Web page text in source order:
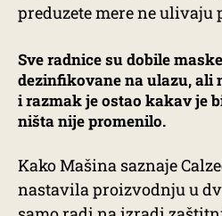
preduzete mere ne ulivaju
Sve radnice su dobile
dezinfikovane na ulazu, ali
i razmak je ostao kakav je
ništa nije promenilo.
Kako Mašina saznaje
nastavila proizvodnju u